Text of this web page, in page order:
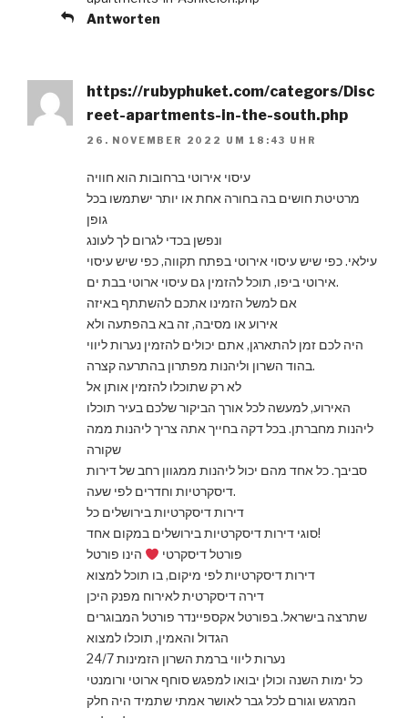
Antworten
https://rubyphuket.com/categors/Disc
reet-apartments-in-the-south.php
26. NOVEMBER 2022 UM 18:43 UHR
עיסוי אירוטי ברחובות הוא חוויה
מרטיטת חושים בה בחורה אחת או יותר ישתמשו בכל
גופן
ונפשן בכדי לגרום לך לעונג
עילאי. כפי שיש עיסוי אירוטי בפתח תקווה, כפי שיש עיסוי
אירוטי ביפו, תוכל להזמין גם עיסוי ארוטי בבת ים.
אם למשל הזמינו אתכם להשתתף באיזה
אירוע או מסיבה, זה בא בהפתעה ולא
היה לכם זמן להתארגן, אתם יכולים להזמין נערות ליווי
בהוד השרון וליהנות מפתרון בהתרעה קצרה.
לא רק שתוכלו להזמין אותן אל
האירוע, למעשה לכל אורך הביקור שלכם בעיר תוכלו
ליהנות מחברתן. בכל דקה בחייך אתה צריך ליהנות ממה
שקורה
סביבך. כל אחד מהם יכול ליהנות ממגוון רחב של דירות
דיסקרטיות וחדרים לפי שעה.
דירות דיסקרטיות בירושלים כל
סוגי דירות דיסקרטיות בירושלים במקום אחד!
פורטל דיסקרטי
הינו פורטל
דירות דיסקרטיות לפי מיקום, בו תוכל למצוא
דירה דיסקרטית לאירוח מפנק היכן
שתרצה בישראל. בפורטל אקספיינדר פורטל המבוגרים
הגדול והאמין, תוכלו למצוא
נערות ליווי ברמת השרון הזמינות 24/7
כל ימות השנה וכולן יבואו למפגש סוחף ארוטי ורומנטי
המרגש וגורם לכל גבר לאושר אמתי שתמיד היה חלק